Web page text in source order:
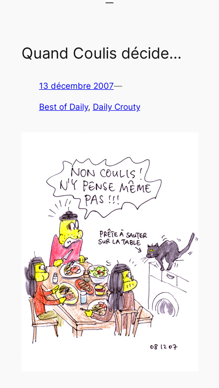
Quand Coulis décide…
13 décembre 2007—
Best of Daily, Daily Crouty